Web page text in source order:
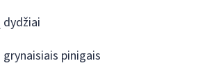
dydžiai
pinigais